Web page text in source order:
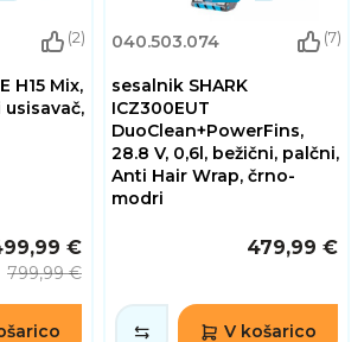
(2)
H15 Mix,
usisavač,
€
799,99 €
040.503.074 (7)
sesalnik SHARK
ICZ300EUT
DuoClean+PowerFins,
28.8 V, 0,6l, bežični, palčni,
Anti Hair Wrap, črno-
modri
479,99 €
V košarico